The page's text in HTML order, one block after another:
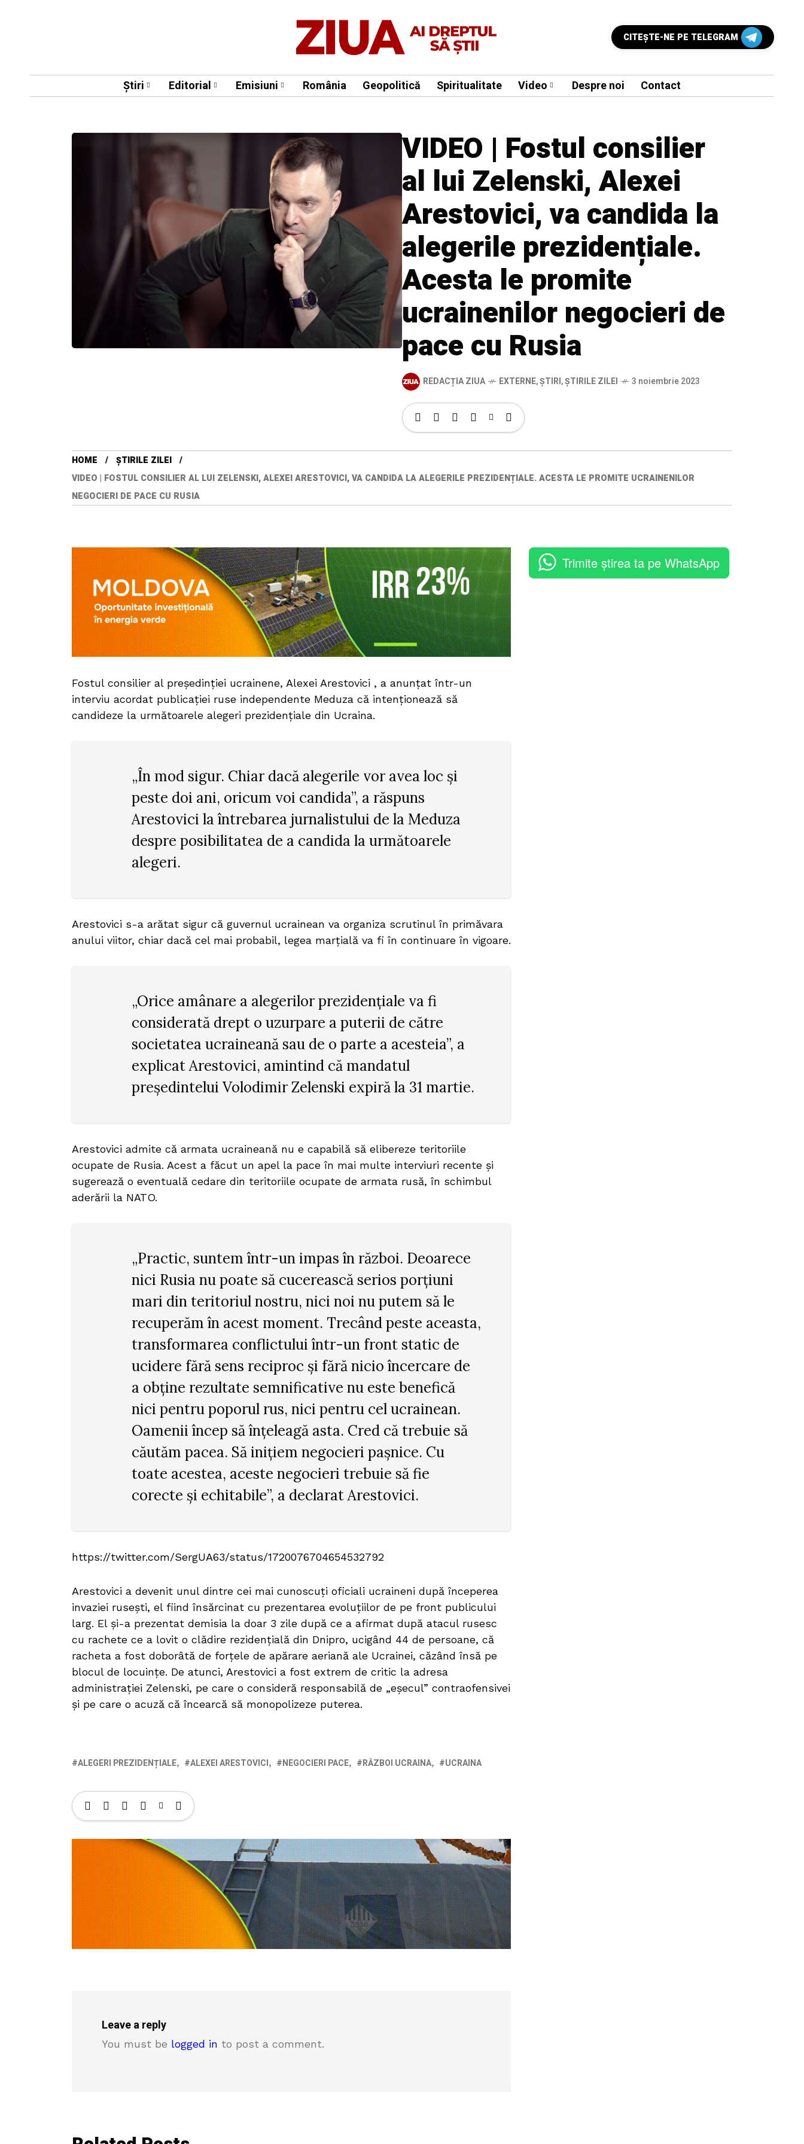
CITEŞTE-NE PE TELEGRAM
Știri Editorial Emisiuni România Geopolitică Spiritualitate Video Despre noi Contact
VIDEO | Fostul consilier
al lui Zelenski, Alexei
Arestovici, va candida la
alegerile prezidențiale.
Acesta le promite
ucrainenilor negocieri de
pace cu Rusia
REDACȚIA ZIUA EXTERNE,ȘTIRI,ȘTIRILE ZILEI 3 noiembrie 2023
HOME
ȘTIRILE ZILEI
VIDEO | FOSTUL CONSILIER AL LUI ZELENSKI, ALEXEI ARESTOVICI, VA CANDIDA LA ALEGERILE PREZIDENȚIALE. ACESTA LE PROMITE UCRAINENILOR
NEGOCIERI DE PACE CU RUSIA
Fostul consilier al preşedinţiei ucrainene, Alexei Arestovici , a anunţat într-un
interviu acordat publicaţiei ruse independente Meduza că intenţionează să
candideze la următoarele alegeri prezidenţiale din Ucraina.
„În mod sigur. Chiar dacă alegerile vor avea loc și
peste doi ani, oricum voi candida”, a răspuns
Arestovici la întrebarea jurnalistului de la Meduza
despre posibilitatea de a candida la următoarele
alegeri.
Arestovici s-a arătat sigur că guvernul ucrainean va organiza scrutinul în primăvara
anului viitor, chiar dacă cel mai probabil, legea marțială va fi în continuare în vigoare.
„Orice amânare a alegerilor prezidenţiale va fi
considerată drept o uzurpare a puterii de către
societatea ucraineană sau de o parte a acesteia”, a
explicat Arestovici, amintind că mandatul
preşedintelui Volodimir Zelenski expiră la 31 martie.
Arestovici admite că armata ucraineană nu e capabilă să elibereze teritoriile
ocupate de Rusia. Acest a făcut un apel la pace în mai multe interviuri recente și
sugerează o eventuală cedare din teritoriile ocupate de armata rusă, în schimbul
aderării la NATO.
„Practic, suntem într-un impas în război. Deoarece
nici Rusia nu poate să cucerească serios porțiuni
mari din teritoriul nostru, nici noi nu putem să le
recuperăm în acest moment. Trecând peste aceasta,
transformarea conflictului într-un front static de
ucidere fără sens reciproc și fără nicio încercare de
a obține rezultate semnificative nu este benefică
nici pentru poporul rus, nici pentru cel ucrainean.
Oamenii încep să înțeleagă asta. Cred că trebuie să
căutăm pacea. Să inițiem negocieri pașnice. Cu
toate acestea, aceste negocieri trebuie să fie
corecte și echitabile”, a declarat Arestovici.
https://twitter.com/SergUA63/status/1720076704654532792
Arestovici a devenit unul dintre cei mai cunoscuți oficiali ucraineni după începerea
invaziei rusești, el fiind însărcinat cu prezentarea evoluțiilor de pe front publicului
larg. El și-a prezentat demisia la doar 3 zile după ce a afirmat după atacul rusesc
cu rachete ce a lovit o clădire rezidențială din Dnipro, ucigând 44 de persoane, că
racheta a fost doborâtă de forțele de apărare aeriană ale Ucrainei, căzând însă pe
blocul de locuințe. De atunci, Arestovici a fost extrem de critic la adresa
administraţiei Zelenski, pe care o consideră responsabilă de „eşecul” contraofensivei
şi pe care o acuză că încearcă să monopolizeze puterea.
ALEGERI PREZIDENȚIALE ALEXEI ARESTOVICI NEGOCIERI PACE RĂZBOI UCRAINA UCRAINA
Leave a reply
You must be logged in to post a comment.
Trimite știrea ta pe WhatsApp